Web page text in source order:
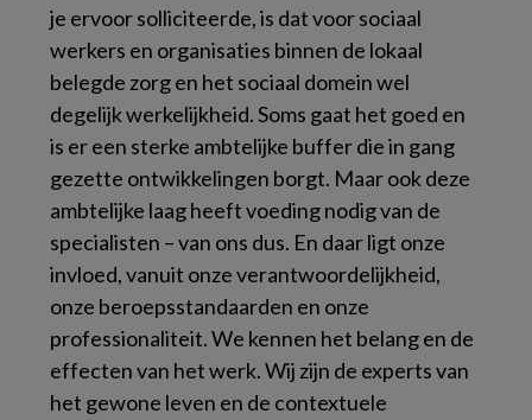
je ervoor solliciteerde, is dat voor sociaal
werkers en organisaties binnen de lokaal
belegde zorg en het sociaal domein wel
degelijk werkelijkheid. Soms gaat het goed en
is er een sterke ambtelijke buffer die in gang
gezette ontwikkelingen borgt. Maar ook deze
ambtelijke laag heeft voeding nodig van de
specialisten – van ons dus. En daar ligt onze
invloed, vanuit onze verantwoordelijkheid,
onze beroepsstandaarden en onze
professionaliteit. We kennen het belang en de
effecten van het werk. Wij zijn de experts van
het gewone leven en de contextuele